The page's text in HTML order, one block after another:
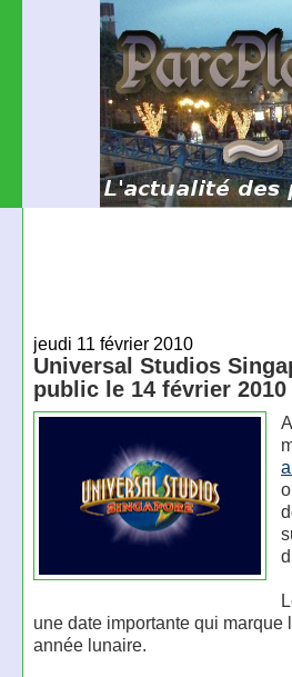
jeudi 11 février 2010
Universal Studios
public le 14 février 2010
une date importante qui
année lunaire.